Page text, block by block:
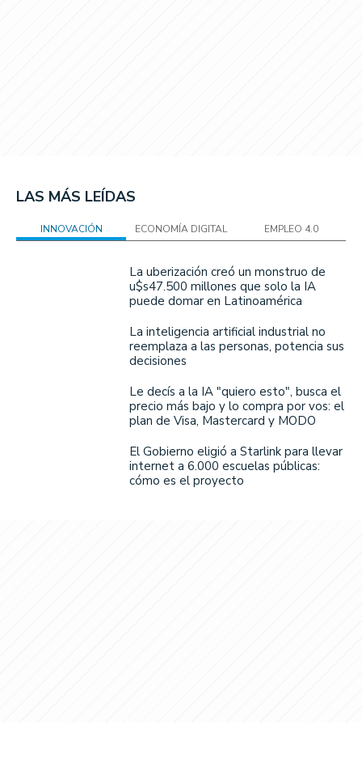
LAS MÁS LEÍDAS
INNOVACIÓN ECONOMÍA DIGITAL EMPLEO 4.0
La uberización creó un monstruo de
u$s47.500 millones que solo la IA
puede domar en Latinoamérica
La inteligencia artificial industrial no
reemplaza a las personas, potencia sus
decisiones
Le decís a la IA "quiero esto", busca el
precio más bajo y lo compra por vos: el
plan de Visa, Mastercard y MODO
El Gobierno eligió a Starlink para llevar
internet a 6.000 escuelas públicas:
cómo es el proyecto